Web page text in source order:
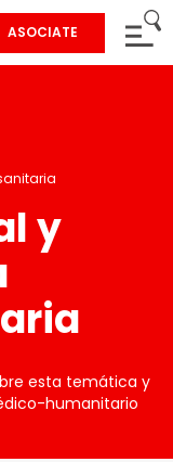
ASOCIATE
y
esta temática y
humanitario